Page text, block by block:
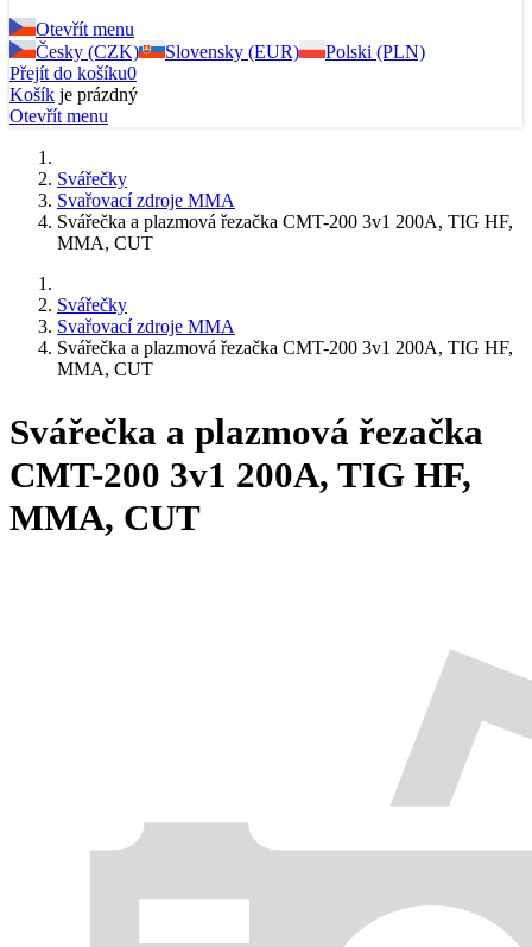
Otevřít menu
Česky (CZK)
Slovensky (EUR)
Polski (PLN)
Přejít do košíku0
Košík je prázdný
Otevřít menu
Svářečky
Svařovací zdroje MMA
Svářečka a plazmová řezačka CMT-200 3v1 200A, TIG HF,
MMA, CUT
Svářečky
Svařovací zdroje MMA
Svářečka a plazmová řezačka CMT-200 3v1 200A, TIG HF,
MMA, CUT
Svářečka a plazmová řezačka
CMT-200 3v1 200A, TIG HF,
MMA, CUT